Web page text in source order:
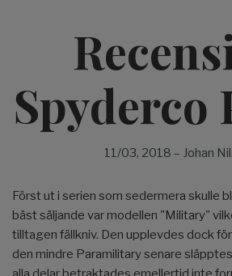
Spyderco
11/03, 2018 – Johan
Först ut i serien som sedermera skulle
bäst säljande var modellen "Military"
tilltagen fällkniv. Den upplevdes dock
den mindre Paramilitary senare